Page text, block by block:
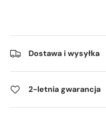
Dostawa i wysyłka
2-letnia gwarancja